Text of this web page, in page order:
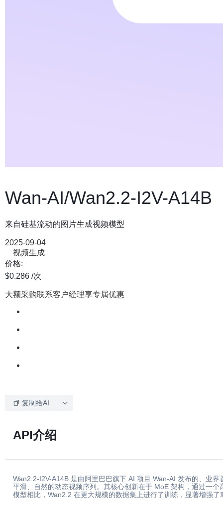
Wan-AI/Wan2.2-I2V-A14B
来自硅基流动的图片生成视频模型
2025-09-04
视频生成
价格:
$0.286 /次
大额采购联系客户经理享专属优惠
复制给AI
API介绍
Wan2.2-I2V-A14B 是由阿里巴巴旗下 AI 项目 Wan-AI 发布的、业
平滑、自然的动态视频序列。其核心创新在于 MoE 架构，通过一
模型相比，Wan2.2 在更大规模的数据集上进行了训练，显著增强